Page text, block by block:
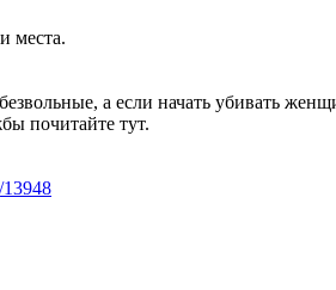
места.
а если начать убивать
почитайте тут.